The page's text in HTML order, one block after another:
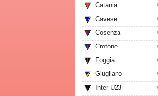
Catania
Cavese
Cosenza
Crotone
Foggia
Giugliano
Inter U23